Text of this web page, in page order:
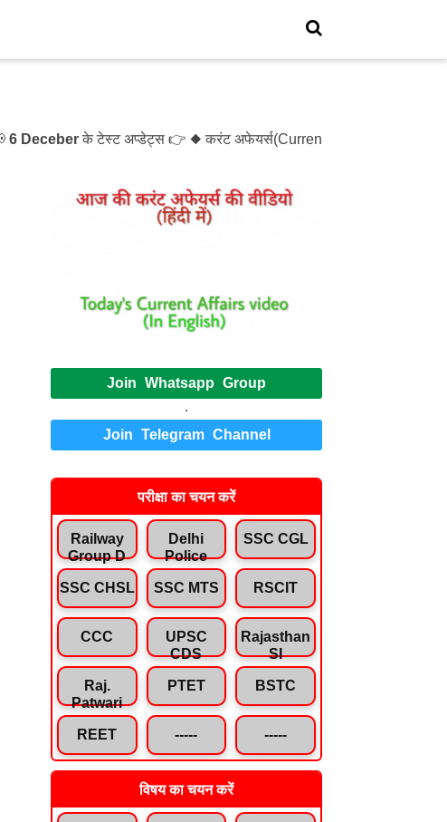
के टेस्ट अप्डेट्स 👉 ◆ करंट अफेयर्स(Current Affairs)- Test- 1214 ◆
Join Whatsapp Group
.
Join Telegram Channel
परीक्षा का चयन करें
Railway
Group D
Delhi
Police
SSC CGL
SSC CHSL SSC MTS RSCIT
CCC
UPSC
CDS
Rajasthan
SI
Raj.
Patwari
PTET BSTC
REET ----- -----
विषय का चयन करें